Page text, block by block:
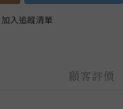
加入追蹤清單
顧客評價